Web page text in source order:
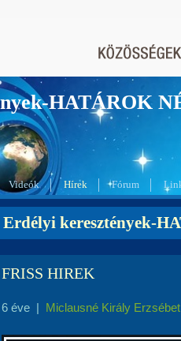
HATÁROK
Videók Hírek Fórum
Erdélyi keresztények-
FRISS HIREK
6 éve | Miclausné Király Erzsébet